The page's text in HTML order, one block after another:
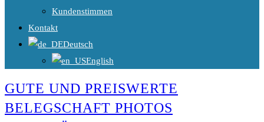
Kundenstimmen
Kontakt
Deutsch
English
GUTE UND PREISWERTE
BELEGSCHAFT PHOTOS